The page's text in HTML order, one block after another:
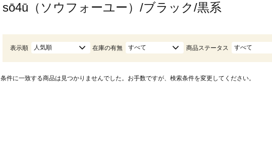
sō4ū（ソウフォーユー）/ブラック/黒系
表示順 人気順 在庫の有無 すべて 商品ステータス すべて
条件に一致する商品は見つかりませんでした。お手数ですが、検索条件を変更してください。